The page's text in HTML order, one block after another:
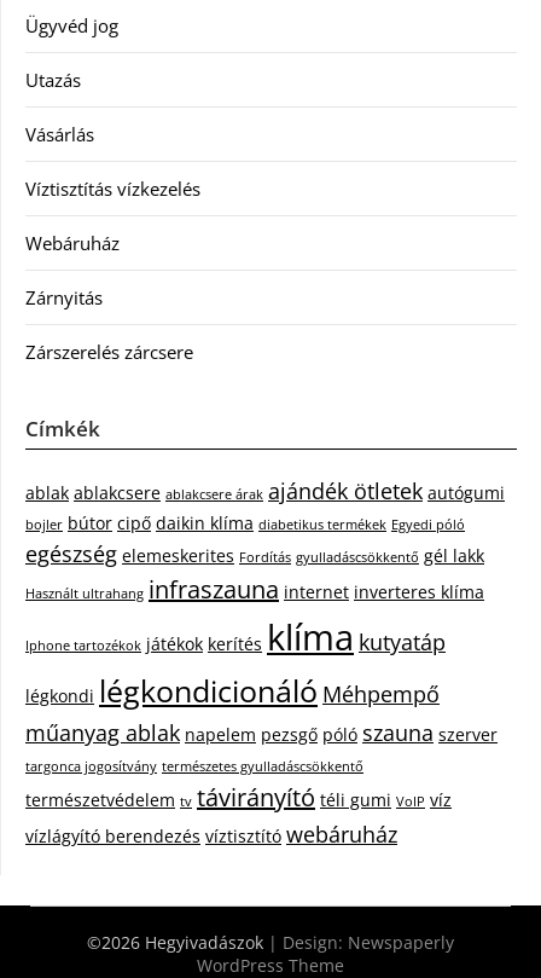
Ügyvéd jog
Utazás
Vásárlás
Víztisztítás vízkezelés
Webáruház
Zárnyitás
Zárszerelés zárcsere
Címkék
ablak ablakcsere ablakcsere árak ajándék ötletek autógumi
bojler bútor cipő daikin klíma diabetikus termékek Egyedi póló
egészség elemeskerites Fordítás gyulladáscsökkentő gél lakk
Használt ultrahang infraszauna internet inverteres klíma
Iphone tartozékok játékok kerítés klíma kutyatáp
légkondi légkondicionáló Méhpempő
műanyag ablak napelem pezsgő póló szauna szerver
targonca jogosítvány természetes gyulladáscsökkentő
természetvédelem tv távirányító téli gumi VoIP víz
vízlágyító berendezés víztisztító webáruház
©2026 Hegyivadászok | Design: Newspaperly
WordPress Theme